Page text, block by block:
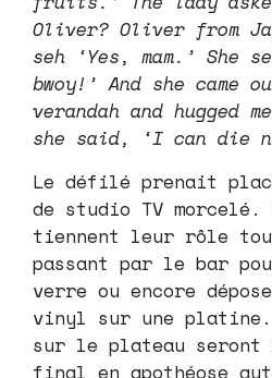
Oliver? Oliver from
seh ‘Yes, mam.’ She
bwoy!’ And she came
verandah and hugged
she said, ‘I can die
Le défilé prenait
de studio TV morcelé.
tiennent leur rôle
passant par le bar
verre ou encore
vinyl sur une platine.
sur le plateau seront
final en apothéose